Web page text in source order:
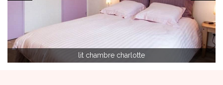
lit chambre charlotte